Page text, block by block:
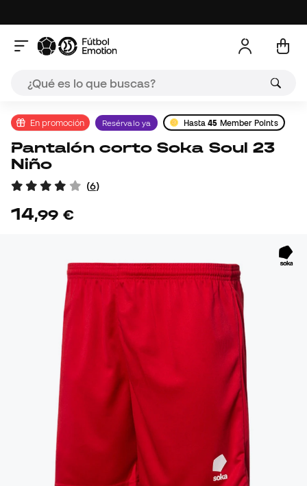
En promoción Resérvalo ya Hasta45 Member Points
Pantalón corto Soka Soul 23
Niño
(6)
14,99 €